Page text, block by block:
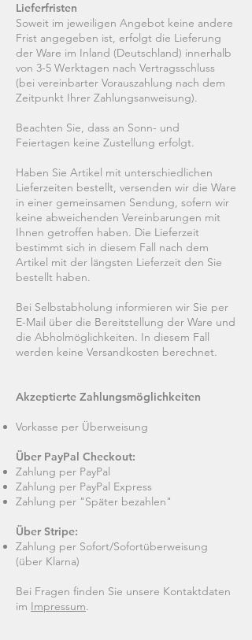
Lieferfristen
Soweit im jeweiligen Angebot keine andere
Frist angegeben ist, erfolgt die Lieferung
der Ware im Inland (Deutschland) innerhalb
von 3-5 Werktagen nach Vertragsschluss
(bei vereinbarter Vorauszahlung nach dem
Zeitpunkt Ihrer Zahlungsanweisung).
Beachten Sie, dass an Sonn- und
Feiertagen keine Zustellung erfolgt.
Haben Sie Artikel mit unterschiedlichen
Lieferzeiten bestellt, versenden wir die Ware
in einer gemeinsamen Sendung, sofern wir
keine abweichenden Vereinbarungen mit
Ihnen getroffen haben. Die Lieferzeit
bestimmt sich in diesem Fall nach dem
Artikel mit der längsten Lieferzeit den Sie
bestellt haben.
Bei Selbstabholung informieren wir Sie per
E-Mail über die Bereitstellung der Ware und
die Abholmöglichkeiten. In diesem Fall
werden keine Versandkosten berechnet.
Akzeptierte Zahlungsmöglichkeiten
Vorkasse per Überweisung
Über PayPal Checkout:
Zahlung per PayPal
Zahlung per PayPal Express
Zahlung per "Später bezahlen"
Über Stripe:
Zahlung per Sofort/Sofortüberweisung
(über Klarna)
Bei Fragen finden Sie unsere Kontaktdaten
im Impressum.